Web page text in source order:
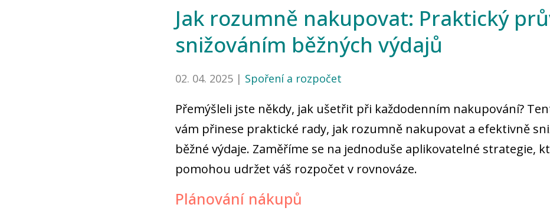
Jak rozumně nakupovat: Praktický
snižováním běžných výdajů
02. 04. 2025 | Spoření a rozpočet
Přemýšleli jste někdy, jak ušetřit při každodenním nakupování?
vám přinese praktické rady, jak rozumně nakupovat a efektivně
běžné výdaje. Zaměříme se na jednoduše aplikovatelné strategie,
pomohou udržet váš rozpočet v rovnováze.
Plánování nákupů